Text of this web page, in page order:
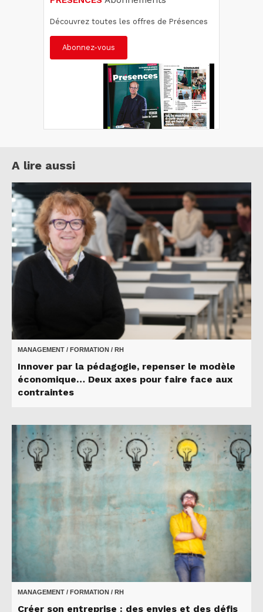
Découvrez toutes les offres de Présences
Abonnez-vous
A lire aussi
MANAGEMENT / FORMATION / RH
Innover par la pédagogie, repenser le modèle
économique… Deux axes pour faire face aux
contraintes
MANAGEMENT / FORMATION / RH
Créer son entreprise : des envies et des défis